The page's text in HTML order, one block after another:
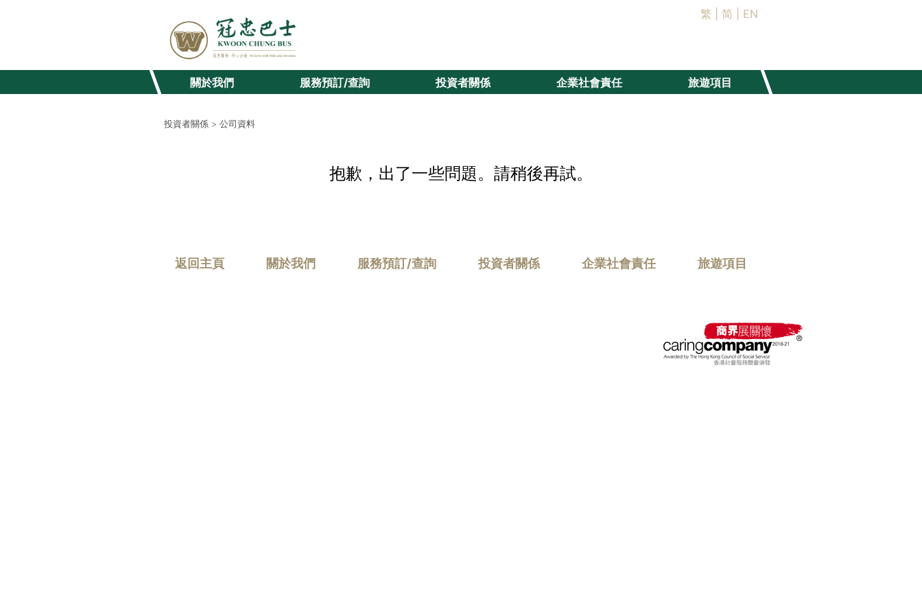
繁 简 EN
關於我們 服務預訂/查詢 投資者關係 企業社會責任 旅遊項目
投資者關係 > 公司資料
抱歉，出了一些問題。請稍後再試。
返回主頁 關於我們 服務預訂/查詢 投資者關係 企業社會責任 旅遊項目